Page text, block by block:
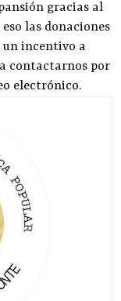
gracias al
las donaciones
un incentivo a
contactarnos por
electrónico.